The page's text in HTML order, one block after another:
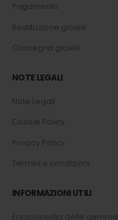
Pagamento
Restituzione gioielli
Consegna gioielli
NOTE LEGALI
Note Legali
Cookie Policy
Privacy Policy
Termini e condizioni
INFORMAZIONI UTILI
Enciclopedia delle gemme